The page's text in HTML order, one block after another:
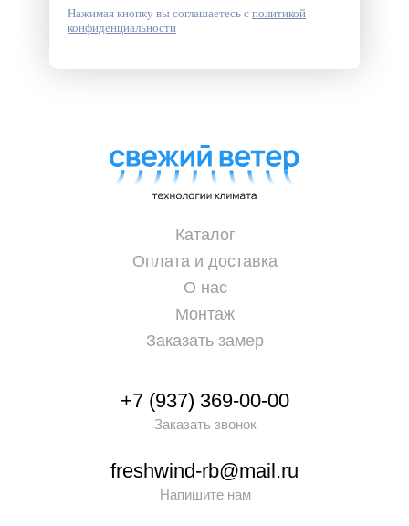
Нажимая кнопку вы соглашаетесь с политикой
конфиденциальности
+7 (937) 369-00-00
Заказать звонок
freshwind-rb@mail.ru
Напишите нам
Каталог
Оплата и доставка
О нас
Монтаж
Заказать замер